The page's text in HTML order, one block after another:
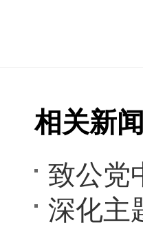
相关新闻